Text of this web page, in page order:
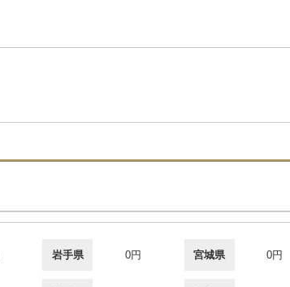
岩手県 0円 宮城県 0円